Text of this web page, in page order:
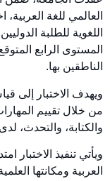
العالمي للغة
اللغوية للطلبة
المستوى الرابع
الناطقين بها.
ويهدف الاختبار إلى
من خلال تقييم
والكتابة، والتحدث،
ويأتي تنفيذ الاختبار
العربية ومكانتها